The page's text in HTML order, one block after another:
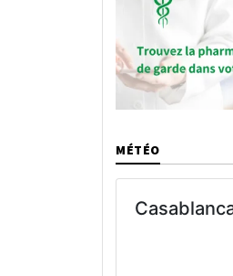
MÉTÉO